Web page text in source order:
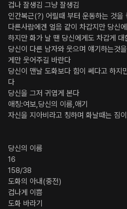
겁나 잘생김 그냥 잘생김
인간복근(?) 어릴때 부터 운동하는 것을
다른사람에겐 얼음 같이 차갑지만 당신
하지만 화가 날 땐 당신에게도 차갑게 대
당신이 다른 남자와 웃으며 얘기하는것
게만 웃어주길 바란다
당신이 맨날 도화보다 힘이 쎄다고 하지
다
당신을 그저 귀엽게 본다
애칭:여보,당신의 이름,애기
자신을 지아비라고 칭하며 화날때는 짐
당신의 이름
16
158/38
도화의 아내(중전)
겁나게 이쁨
도화 바라기